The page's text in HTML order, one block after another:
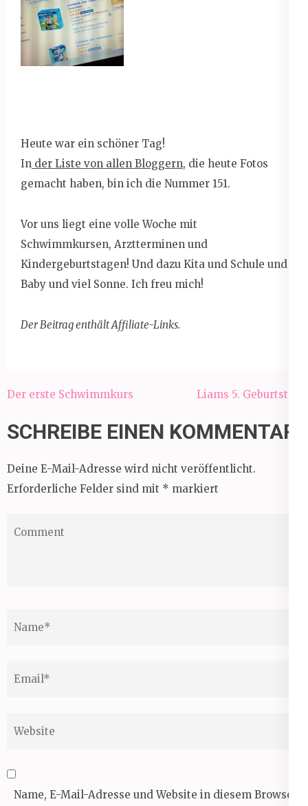
Heute war ein schöner Tag!
In der Liste von allen Bloggern, die heute Fotos
gemacht haben, bin ich die Nummer 151.
Vor uns liegt eine volle Woche mit
Schwimmkursen, Arztterminen und
Kindergeburtstagen! Und dazu Kita und Schule und
Baby und viel Sonne. Ich freu mich!
Der Beitrag enthält Affiliate-Links.
Beitragsnavigation
Der erste Schwimmkurs Liams 5. Geburtstag
SCHREIBE EINEN KOMMENTAR
Deine E-Mail-Adresse wird nicht veröffentlicht.
Erforderliche Felder sind mit * markiert
Name, E-Mail-Adresse und Website in diesem Browser